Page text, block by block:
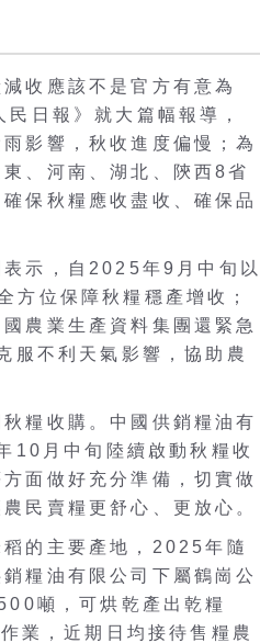
收應該不是官方有意為
日報》就大篇幅報導，
影響，秋收進度偏慢；為
、河南、湖北、陝西8省
保秋糧應收盡收、確保品
示，自2025年9月中旬以
方位保障秋糧穩產增收；
農業生產資料集團還緊急
服不利天氣影響，協助農
糧收購。中國供銷糧油有
10月中旬陸續啟動秋糧收
面做好充分準備，切實做
民賣糧更舒心、更放心。
的主要產地，2025年隨
糧油有限公司下屬鶴崗公
噸，可烘乾產出乾糧
業，近期日均接待售糧農